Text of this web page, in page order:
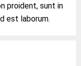
proident, sunt in
est laborum.